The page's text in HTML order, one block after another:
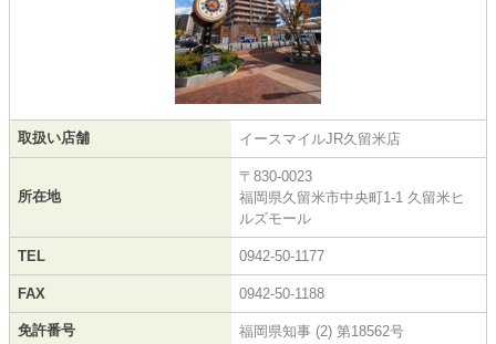
取扱い店舗 イースマイルJR久留米店
所在地
〒830-0023
福岡県久留米市中央町1-1 久留米ヒ
ルズモール
TEL 0942-50-1177
FAX 0942-50-1188
免許番号 福岡県知事 (2) 第18562号